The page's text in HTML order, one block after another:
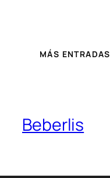
MÁS ENTRADAS
Beberlis